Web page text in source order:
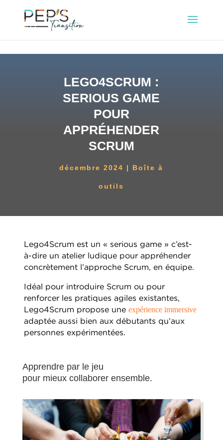
LEGO4SCRUM :
SERIOUS GAME
POUR
APPRÉHENDER
SCRUM
décembre 2024 Boîte à
outils
Lego4Scrum est un « serious game » c’est-
à-dire un atelier ludique pour appréhender
concrètement l’approche Scrum, en équipe.
Idéal pour introduire Scrum ou pour
renforcer les pratiques agiles existantes,
Lego4Scrum propose une expérience immersive
adaptée aussi bien aux débutants qu’aux
personnes expérimentées.
Apprendre par le jeu
pour mieux collaborer ensemble.